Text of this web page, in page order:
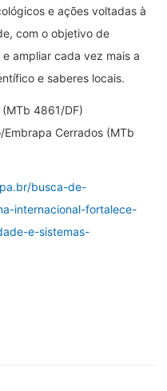
e ações voltadas à
com o objetivo de
ampliar cada vez mais a
e saberes locais.
4861/DF)
Cerrados (MTb
busca-de-
internacional-fortalece-
e-sistemas-